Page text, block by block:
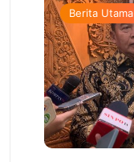
Berita Utama